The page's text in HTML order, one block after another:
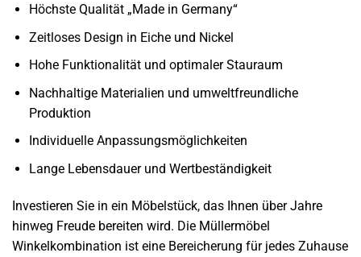
Höchste Qualität „Made in Germany“
Zeitloses Design in Eiche und Nickel
Hohe Funktionalität und optimaler Stauraum
Nachhaltige Materialien und umweltfreundliche
Produktion
Individuelle Anpassungsmöglichkeiten
Lange Lebensdauer und Wertbeständigkeit
Investieren Sie in ein Möbelstück, das Ihnen über Jahre
hinweg Freude bereiten wird. Die Müllermöbel
Winkelkombination ist eine Bereicherung für jedes Zuhause